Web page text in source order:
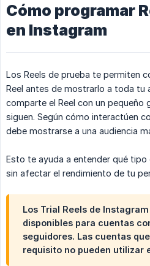
Cómo programar
en Instagram
Los Reels de prueba te permiten
Reel antes de mostrarlo a toda tu
comparte el Reel con un pequeño
siguen. Según cómo interactúen
debe mostrarse a una audiencia
Esto te ayuda a entender qué
sin afectar el rendimiento de tu
Los Trial Reels de
disponibles para cuentas
seguidores. Las cuentas
requisito no pueden utilizar